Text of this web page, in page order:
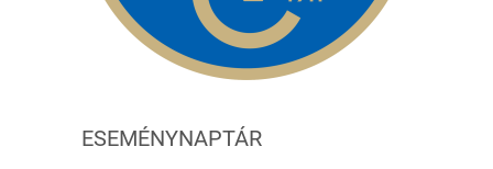
ESEMÉNYNAPTÁR